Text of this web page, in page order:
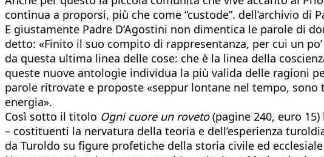
continua a proporsi, più che come “custode”. dell’archivio
E giustamente Padre D’Agostini non dimentica le parole di
detto: «Finito il suo compito di rappresentanza, per cui un
da questa ultima linea delle cose: che è la linea della
queste nuove antologie individua la più valida delle ragioni
parole ritrovate e proposte «seppur lontane nel tempo,
energia».
Così sotto il titolo Ogni cuore un roveto(pagine 240, euro
– costituenti la nervatura della teoria e dell’esperienza
da Turoldo su figure profetiche della storia civile ed